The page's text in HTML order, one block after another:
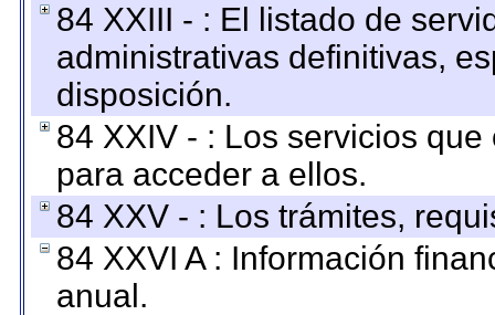
84 XXIII - : El listado de
administrativas definitivas,
disposición.
84 XXIV - : Los servicios
para acceder a ellos.
84 XXV - : Los trámites,
84 XXVI A : Información
anual.